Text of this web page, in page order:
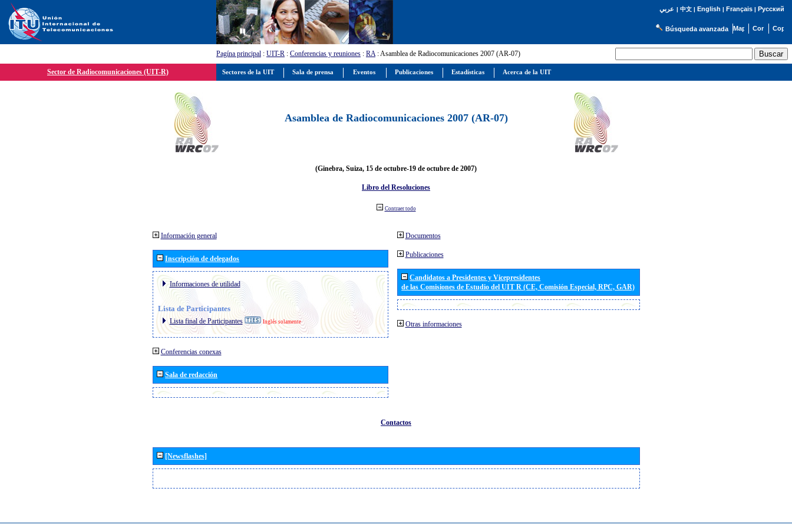
عربي | 中文| English | Français| Русский
Búsqueda avanzada
Pagína principal : UIT-R : Conferencias y reuniones : RA: Asamblea de Radiocomunicaciones 2007 (AR-07)
Sector de Radiocomunicaciones (UIT-R)
Asamblea de Radiocomunicaciones 2007 (AR-07)
(Ginebra, Suiza, 15 de octubre-19 de octubre de 2007)
Libro del Resoluciones
Contraer todo
Información general
Inscripción de delegados
Informaciones de utilidad
Lista de Participantes
Lista final de Participantes Inglés solamente
Conferencias conexas
Sala de redacción
Documentos
Publicaciones
Candidatos a Presidentes y Vicepresidentes
de las Comisiones de Estudio del UIT R (CE, Comisión Especial, RPC, GAR)
Otras informaciones
Contactos
[Newsflashes]
Sectores de la UIT Sala de prensa Eventos Publicaciones Estadísticas Acerca de la UIT